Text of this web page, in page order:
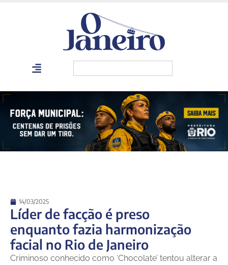
14/03/2025
Líder de facção é preso
enquanto fazia harmonização
facial no Rio de Janeiro
Criminoso conhecido como ‘Chocolate’ tentou alterar a